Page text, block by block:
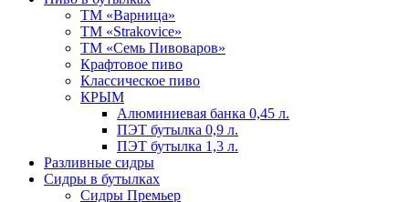
ТМ «Варница»
ТМ «Strakovice»
ТМ «Семь Пивоваров»
Крафтовое пиво
Классическое пиво
КРЫМ
Алюминиевая банка 0,45 л.
ПЭТ бутылка 0,9 л.
ПЭТ бутылка 1,3 л.
Разливные сидры
Сидры в бутылках
Сидры Премьер